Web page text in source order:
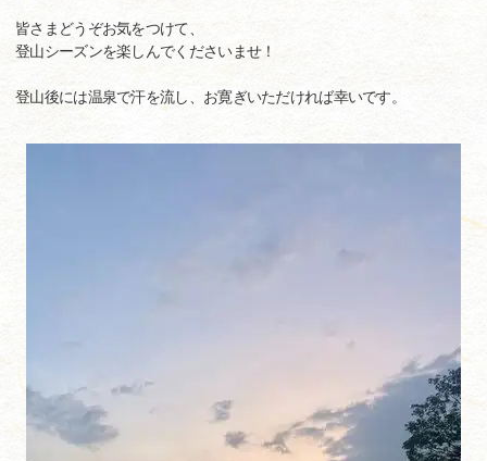
皆さまどうぞお気をつけて、
登山シーズンを楽しんでくださいませ！
登山後には温泉で汗を流し、お寛ぎいただければ幸いです。